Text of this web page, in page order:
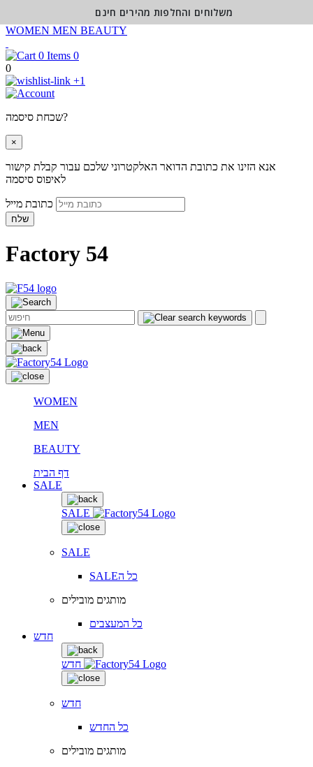
WOMEN MEN BEAUTY
0
0
+1
שכחת סיסמה?
×
אנא הזינו את כתובת הדואר האלקטרוני שלכם עבור קבלת קישור
לאיפוס סיסמה
שלח
Factory 54
WOMEN
MEN
BEAUTY
דף הבית
SALE
SALE
SALE
SALEכל ה
מותגים מובילים
כל המעצבים
חדש
חדש
חדש
כל החדש
מותגים מובילים
משלוחים והחלפות מהירים חינם